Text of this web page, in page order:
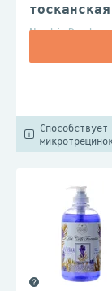
Nesti Dante